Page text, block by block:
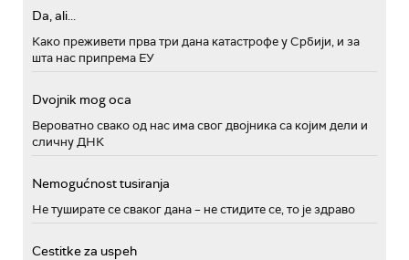
Da, ali...
Како преживети прва три дана катастрофе у Србији, и за
шта нас припрема ЕУ
Dvojnik mog oca
Вероватно свако од нас има свог двојника са којим дели и
сличну ДНК
Nemogućnost tusiranja
Не туширате се сваког дана – не стидите се, то је здраво
Cestitke za uspeh